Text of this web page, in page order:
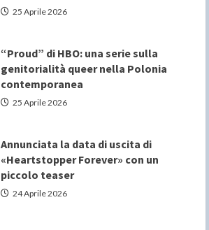
25 Aprile 2026
“Proud” di HBO: una serie sulla
genitorialità queer nella Polonia
contemporanea
25 Aprile 2026
Annunciata la data di uscita di
«Heartstopper Forever» con un
piccolo teaser
24 Aprile 2026